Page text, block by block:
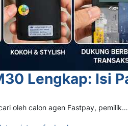
Lengkap: Isi
oleh calon agen Fastpay, pemilik…